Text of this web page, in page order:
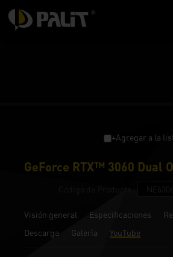
+Agregar a la
GeForce RTX™ 3060 Dual
Visión general Especificaciones
Descarga
Galería YouTube